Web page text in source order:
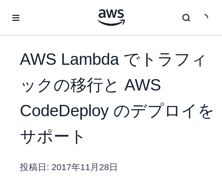
AWS Lambda でトラフィ
ックの移行と AWS
CodeDeploy のデプロイを
サポート
投稿日: 2017年11月28日